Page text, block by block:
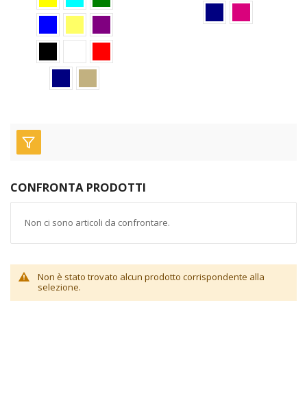
CONFRONTA PRODOTTI
Non ci sono articoli da confrontare.
Non è stato trovato alcun prodotto corrispondente alla
selezione.